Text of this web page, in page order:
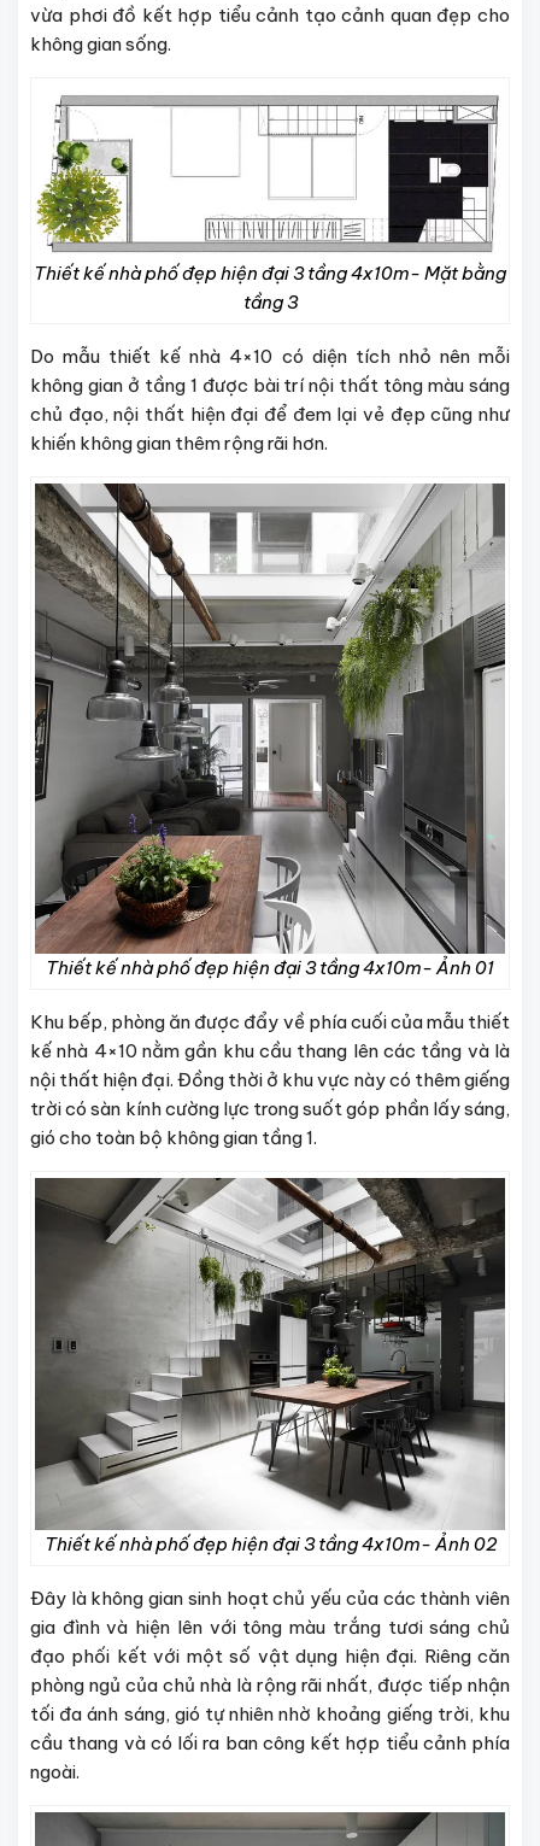
vừa phơi đồ kết hợp tiểu cảnh tạo cảnh quan đẹp cho
không gian sống.
Thiết kế nhà phố đẹp hiện đại 3 tầng 4x10m- Mặt bằng
tầng 3
Do mẫu thiết kế nhà 4×10 có diện tích nhỏ nên mỗi
không gian ở tầng 1 được bài trí nội thất tông màu sáng
chủ đạo, nội thất hiện đại để đem lại vẻ đẹp cũng như
khiến không gian thêm rộng rãi hơn.
Thiết kế nhà phố đẹp hiện đại 3 tầng 4x10m- Ảnh 01
Khu bếp, phòng ăn được đẩy về phía cuối của mẫu thiết
kế nhà 4×10 nằm gần khu cầu thang lên các tầng và là
nội thất hiện đại. Đồng thời ở khu vực này có thêm giếng
trời có sàn kính cường lực trong suốt góp phần lấy sáng,
gió cho toàn bộ không gian tầng 1.
Thiết kế nhà phố đẹp hiện đại 3 tầng 4x10m- Ảnh 02
Đây là không gian sinh hoạt chủ yếu của các thành viên
gia đình và hiện lên với tông màu trắng tươi sáng chủ
đạo phối kết với một số vật dụng hiện đại. Riêng căn
phòng ngủ của chủ nhà là rộng rãi nhất, được tiếp nhận
tối đa ánh sáng, gió tự nhiên nhờ khoảng giếng trời, khu
cầu thang và có lối ra ban công kết hợp tiểu cảnh phía
ngoài.